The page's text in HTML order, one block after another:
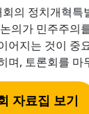
의 정치개혁
의가 민주주의
지는 것이 중
며, 토론회를 마
자료집 보기